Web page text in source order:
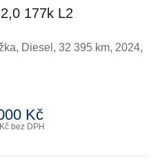
2,0 177k L2
, Diesel , 32 395 km, 2024,
Kč
bez DPH